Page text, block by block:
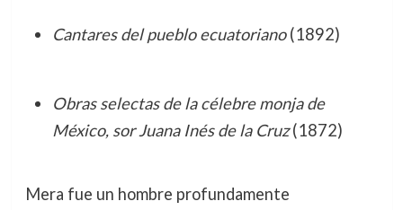
Cantares del pueblo ecuatoriano(1892)
Obras selectas de la célebre monja de
México, sor Juana Inés de la Cruz(1872)
Mera fue un hombre profundamente